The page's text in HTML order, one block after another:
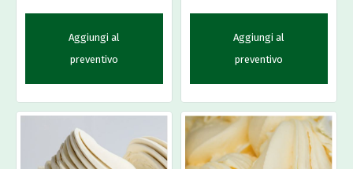
Aggiungi al
preventivo
Aggiungi al
preventivo